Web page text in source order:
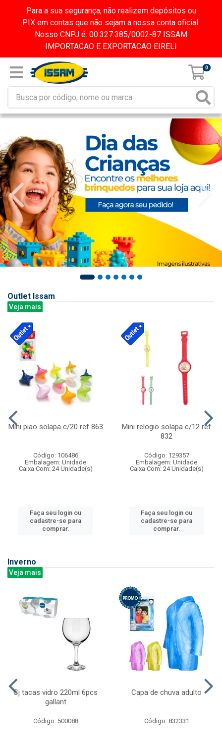
Para a sua segurança, não realizem depósitos ou
PIX em contas que não sejam a nossa conta oficial.
Nosso CNPJ é: 00.327.385/0002-87 ISSAM
IMPORTACAO E EXPORTACAO EIRELI
0
Outlet Issam
Veja mais
Mini piao solapa c/20 ref 863
Código: 106486
Embalagem: Unidade
Caixa Com: 24 Unidade(s)
Faça seu login ou
cadastre-se para
comprar.
Mini relogio solapa c/12 ref
832
Código: 129357
Embalagem: Unidade
Caixa Com: 24 Unidade(s)
Faça seu login ou
cadastre-se para
comprar.
Inverno
Veja mais
Cj tacas vidro 220ml 6pcs
gallant
Código: 500088
Capa de chuva adulto
Código: 832331